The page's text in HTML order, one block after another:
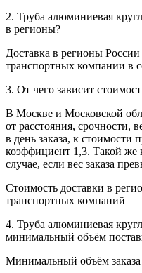
2. Труба алюминиевая
в регионы?
Доставка в регионы
транспортных компании в
3. От чего зависит
В Москве и Московской
от расстояния, срочности,
в день заказа, к
коэффициент 1,3. Такой же
случае, если вес заказа
Стоимость доставки в
транспортных компаний
4. Труба алюминиевая
минимальный объём
Минимальный объём